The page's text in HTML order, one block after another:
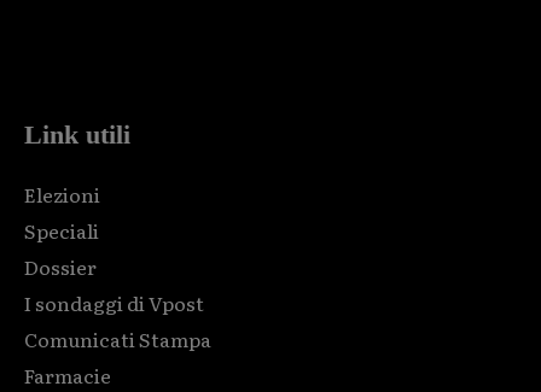
Link utili
Elezioni
Speciali
Dossier
I sondaggi di Vpost
Comunicati Stampa
Farmacie